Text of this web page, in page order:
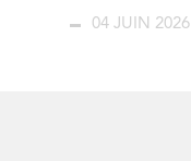
04 JUIN 2026